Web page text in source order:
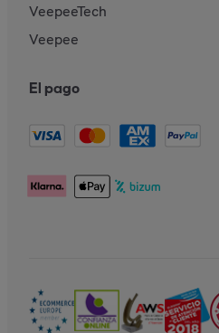
VeepeeTech
Veepee
El pago